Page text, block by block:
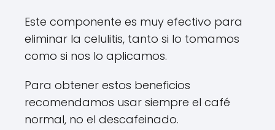
Este componente es muy efectivo para
eliminar la celulitis, tanto si lo tomamos
como si nos lo aplicamos.
Para obtener estos beneficios
recomendamos usar siempre el café
normal, no el descafeinado.